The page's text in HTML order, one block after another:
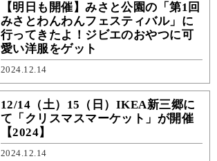
【明日も開催】みさと公園の「第1回
みさとわんわんフェスティバル」に
行ってきたよ！ジビエのおやつに可
愛い洋服をゲット
2024.12.14
12/14（土）15（日）IKEA新三郷に
て「クリスマスマーケット」が開催
【2024】
2024.12.14